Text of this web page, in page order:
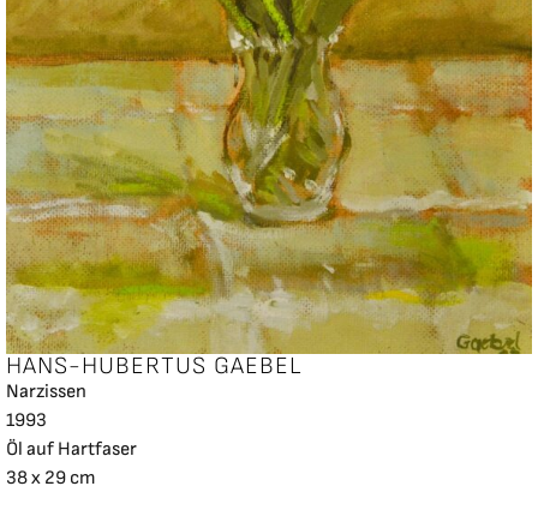
HANS-HUBERTUS GAEBEL
Narzissen
1993
Öl auf Hartfaser
38 x 29 cm